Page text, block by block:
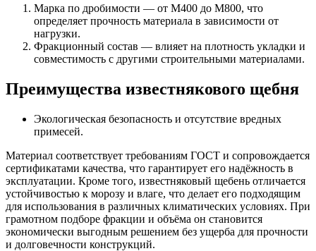
Марка по дробимости — от М400 до М800, что
определяет прочность материала в зависимости от
нагрузки.
Фракционный состав — влияет на плотность укладки и
совместимость с другими строительными материалами.
Преимущества известнякового щебня
Экологическая безопасность и отсутствие вредных
примесей.
Материал соответствует требованиям ГОСТ и сопровождается
сертификатами качества, что гарантирует его надёжность в
эксплуатации. Кроме того, известняковый щебень отличается
устойчивостью к морозу и влаге, что делает его подходящим
для использования в различных климатических условиях. При
грамотном подборе фракции и объёма он становится
экономически выгодным решением без ущерба для прочности
и долговечности конструкций.